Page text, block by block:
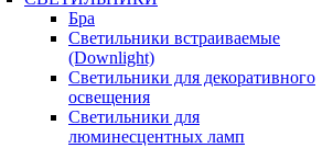
Бра
Светильники встраиваемые
(Downlight)
Светильники для декоративного
освещения
Светильники для
люминесцентных ламп